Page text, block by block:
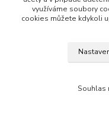
kontakt@velkoobchod-
využíváme soubory
cookies můžete kdykoli
Souhlas